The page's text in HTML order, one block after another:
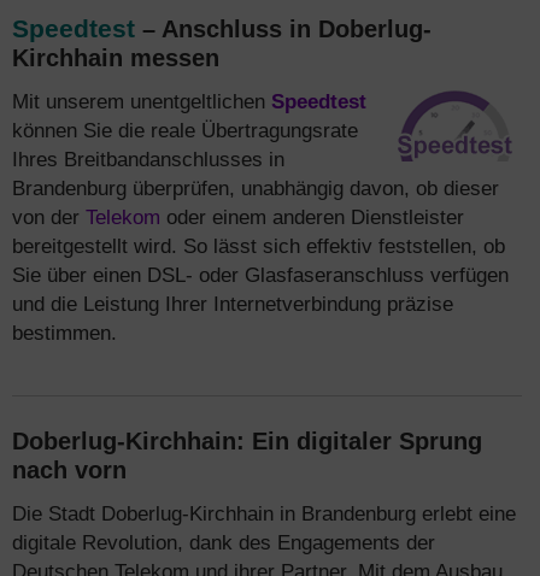
Speedtest – Anschluss in Doberlug-
Kirchhain messen
Mit unserem unentgeltlichen Speedtest
können Sie die reale Übertragungsrate
Ihres Breitbandanschlusses in
Brandenburg überprüfen, unabhängig davon, ob dieser
von der Telekom oder einem anderen Dienstleister
bereitgestellt wird. So lässt sich effektiv feststellen, ob
Sie über einen DSL- oder Glasfaseranschluss verfügen
und die Leistung Ihrer Internetverbindung präzise
bestimmen.
Doberlug-Kirchhain: Ein digitaler Sprung
nach vorn
Die Stadt Doberlug-Kirchhain in Brandenburg erlebt eine
digitale Revolution, dank des Engagements der
Deutschen Telekom und ihrer Partner. Mit dem Ausbau